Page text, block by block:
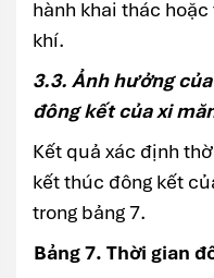
hành khai thác
khí.
3.3. Ảnh hưởng
đông kết của xi
Kết quả xác định
kết thúc đông kết
trong bảng 7.
Bảng 7. Thời gian